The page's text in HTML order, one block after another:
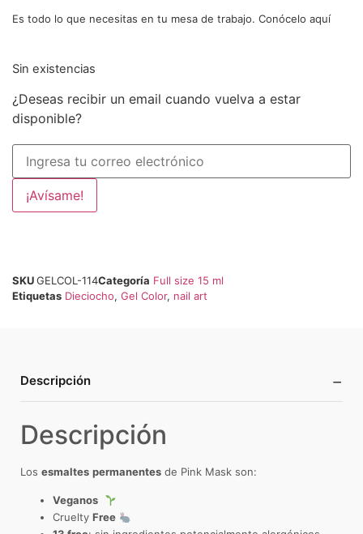
Es todo lo que necesitas en tu mesa de trabajo. Conócelo aquí
Sin existencias
¿Deseas recibir un email cuando vuelva a estar
disponible?
¡Avísame!
SKUGELCOL-114Categoría Full size 15 ml
Etiquetas Dieciocho, Gel Color, nail art
Descripción −
Descripción
Los esmaltes permanentes de Pink Mask son:
Veganos
Cruelty Free